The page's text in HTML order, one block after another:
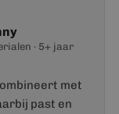
· 5+ jaar
met
past en